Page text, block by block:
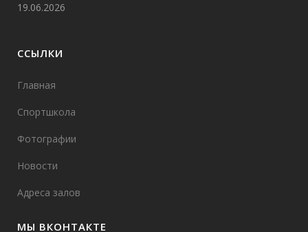
19.06.2026
ССЫЛКИ
Главная
Спортшкола
Фотографии
Новости
Адреса залов
МЫ ВКОНТАКТЕ